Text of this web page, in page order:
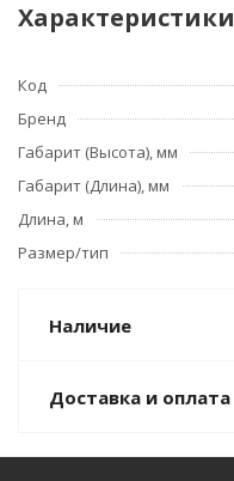
Характеристики
Код
Бренд
Габарит (Высота), мм
Габарит (Длина), мм
Длина, м
Размер/тип
Наличие
Доставка и оплата